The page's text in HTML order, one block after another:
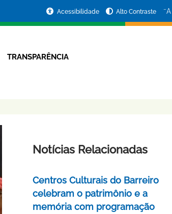
Acessibilidade Alto Contraste −A
TRANSPARÊNCIA
Notícias Relacionadas
Centros Culturais do Barreiro
celebram o patrimônio e a
memória com programação